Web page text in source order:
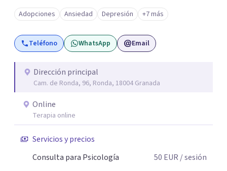
suceder sino cómo lo vivimos. Por eso, mi trabajo parte
de la escucha de la experiencia subjetiva de cada persona.
Entiendo la terapia como un espacio de
acompañamiento donde poder dar sentido a lo que
permitan vivir con mayor equilibrio y bienestar.
Adopciones Ansiedad Depresión +7 más
Teléfono WhatsApp Email
Dirección principal
Cam. de Ronda, 96, Ronda, 18004 Granada
Online
Terapia online
Servicios y precios
Consulta para Psicología
50 EUR / sesión